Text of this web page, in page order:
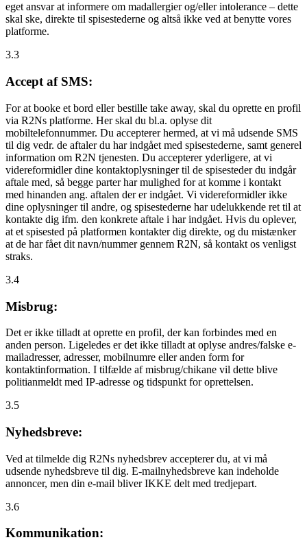
eget ansvar at informere om madallergier og/eller intolerance – dette
skal ske, direkte til spisestederne og altså ikke ved at benytte vores
platforme.
3.3
Accept af SMS:
For at booke et bord eller bestille take away, skal du oprette en profil
via R2Ns platforme. Her skal du bl.a. oplyse dit
mobiltelefonnummer. Du accepterer hermed, at vi må udsende SMS
til dig vedr. de aftaler du har indgået med spisestederne, samt generel
information om R2N tjenesten. Du accepterer yderligere, at vi
videreformidler dine kontaktoplysninger til de spisesteder du indgår
aftale med, så begge parter har mulighed for at komme i kontakt
med hinanden ang. aftalen der er indgået. Vi videreformidler ikke
dine oplysninger til andre, og spisestederne har udelukkende ret til at
kontakte dig ifm. den konkrete aftale i har indgået. Hvis du oplever,
at et spisested på platformen kontakter dig direkte, og du mistænker
at de har fået dit navn/nummer gennem R2N, så kontakt os venligst
straks.
3.4
Misbrug:
Det er ikke tilladt at oprette en profil, der kan forbindes med en
anden person. Ligeledes er det ikke tilladt at oplyse andres/falske e-
mailadresser, adresser, mobilnumre eller anden form for
kontaktinformation. I tilfælde af misbrug/chikane vil dette blive
politianmeldt med IP-adresse og tidspunkt for oprettelsen.
3.5
Nyhedsbreve:
Ved at tilmelde dig R2Ns nyhedsbrev accepterer du, at vi må
udsende nyhedsbreve til dig. E-mailnyhedsbreve kan indeholde
annoncer, men din e-mail bliver IKKE delt med tredjepart.
3.6
Kommunikation: